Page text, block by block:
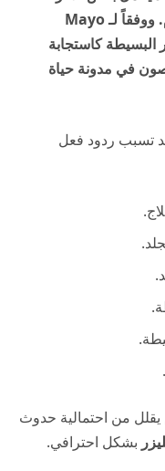
ووفقاً لـMayo
البسيطة كاستجابة
في مدونة حياة
تسبب ردود فعل
من احتمالية حدوث
بشكل احترافي.